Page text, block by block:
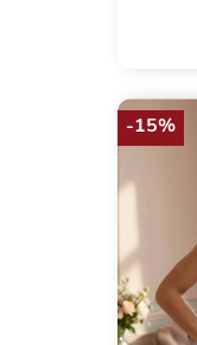
-15%